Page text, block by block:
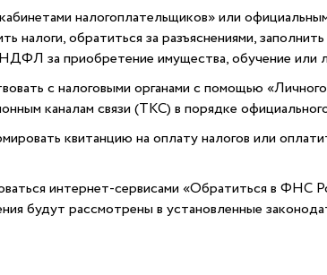
налогоплательщиков» или
налоги, обратиться за разъяснениями,
за приобретение имущества, обучение или
с налоговыми органами с помощью
каналам связи (ТКС) в порядке
квитанцию на оплату налогов или
интернет-сервисами «Обратиться в ФНС
будут рассмотрены в установленные